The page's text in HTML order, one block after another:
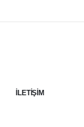
İLETIŞIM